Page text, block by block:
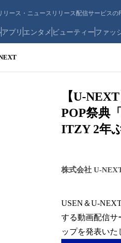
リース・ニュースリリース配信サービスの
アプリ エンタメ ビューティーファッ
【U-
POP祭典
ITZY 2年
株式会社 U-
USEN＆U-
する動画配信サ
ップを発表いた